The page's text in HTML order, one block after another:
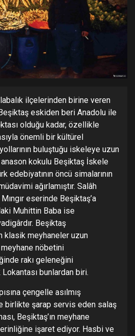
ilçelerinden birine veren
eskiden beri Anadolu ile
olduğu kadar, özellikle
önemli bir kültürel
buluştuğu iskeleye uzun
kokulu Beşiktaş İskele
edebiyatının öncü simalarının
ağırlamıştır. Salâh
eserinde Beşiktaş’a
Muhittin Baba ise
Beşiktaş
klasik meyhaneler uzun
nöbetini
rakı geleneğini
bunlardan biri.
çengelle asılmış
birlikte şarap servis eden salaş
Beşiktaş’ın meyhane
işaret ediyor. Hasbi ve